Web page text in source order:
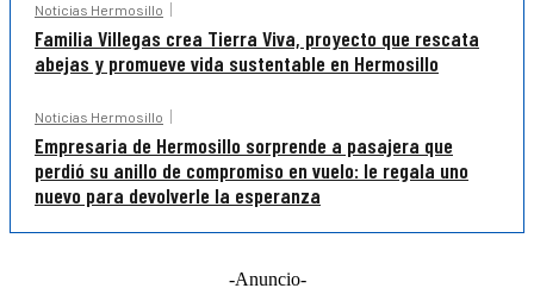
Noticias Hermosillo
Familia Villegas crea Tierra Viva, proyecto que rescata
abejas y promueve vida sustentable en Hermosillo
Noticias Hermosillo
Empresaria de Hermosillo sorprende a pasajera que
perdió su anillo de compromiso en vuelo: le regala uno
nuevo para devolverle la esperanza
-Anuncio-